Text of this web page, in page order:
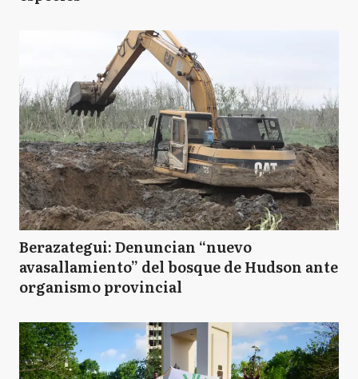
Berazategui: Denuncian “nuevo
avasallamiento” del bosque de Hudson ante
organismo provincial